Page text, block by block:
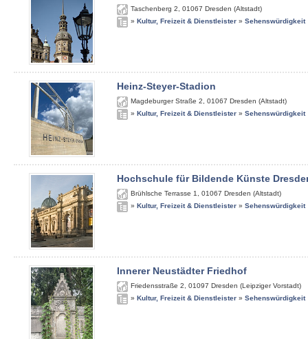
Taschenberg 2 01067 Dresden (Altstadt)
» Kultur, Freizeit & Dienstleister » Sehenswürdigkeit
Heinz-Steyer-Stadion
Magdeburger Straße 2 01067 Dresden (Altstadt)
» Kultur, Freizeit & Dienstleister » Sehenswürdigkeit
Hochschule für Bildende Künste
Brühlsche Terrasse 1 01067 Dresden (Altstadt)
» Kultur, Freizeit & Dienstleister » Sehenswürdigkeit
Innerer Neustädter Friedhof
Friedensstraße 2 01097 Dresden (Leipziger Vorstadt)
» Kultur, Freizeit & Dienstleister » Sehenswürdigkeit